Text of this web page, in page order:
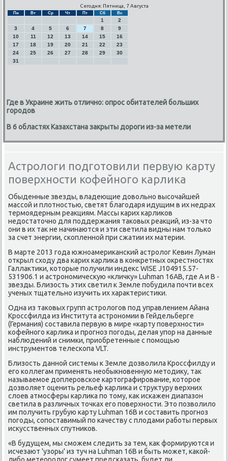
Сегодня: Пятница, 7 Августа
Пн Вт Ср Чт Пт Сб Вс
1
2
3
4 5 6 7 8
9
10
11 12 13 14 15
16
17
18 19 20 21 22
23
24
25 26 27 28 29
30
31
Где в Украине жить отлично: опрос обитателей больших
городов
В 6 областях Казахстана закрыты дороги из-за метели
Астрологи подготовили первую карту
поверхности кофейного карлика
Обыденные звезды, владеющие довольно высочайшей
массой и плотностью, светят благодаря идущим в их недрах
термоядерным реакциям. Массы карих карликов
недостаточно для поддержания таковых реакций, из-за что
они в их так не начинаются и эти светила видны нам только
за счет энергии, скопленной при сжатии их материи.
В марте 2013 года южноамериканский астролог Кевин Луман
открыл сходу два карих карлика в конкретных окрестностях
Галлактики, которые получили индекс WISE J104915.57-
531906.1 и астрономическую «кличку» Luhman 16AB, где А и В -
звезды. Близость этих светил к Земле побудила почти всех
ученых тщательно изучить их характеристики.
Одна из таковых групп астрологов под управлением Айана
Кроссфилда из Института астрономии в Гейдельберге
(Германия) составила первую в мире «карту поверхности»
кофейного карлика и прогноз погоды, делая упор на данные
наблюдений и снимки, приобретенные с помощью
инструментов телескопа VLT.
Близость данной системы к Земле дозволила Кроссфилду и
его коллегам применять необыкновенную методику, так
называемое доплеровское картографирование, которое
дозволяет оценить рельеф карлика и структуру верхних
слоев атмосферы карлика по тому, как искажен диапазон
светила в различных точках его поверхности. Это позволило
им получить грубую карту Luhman 16B и составить прогноз
погоды, сопоставимый по качеству с плодами работы первых
искусственных спутников.
«В будущем, мы сможем следить за тем, как формируются и
исчезают 'узоры' из туч на Luhman 16B и быть может, какой-